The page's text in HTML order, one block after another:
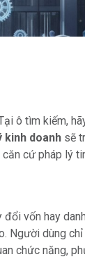
ô tìm kiếm,
kinh doanh sẽ
cứ pháp lý
vốn hay
Người dùng
chức năng,